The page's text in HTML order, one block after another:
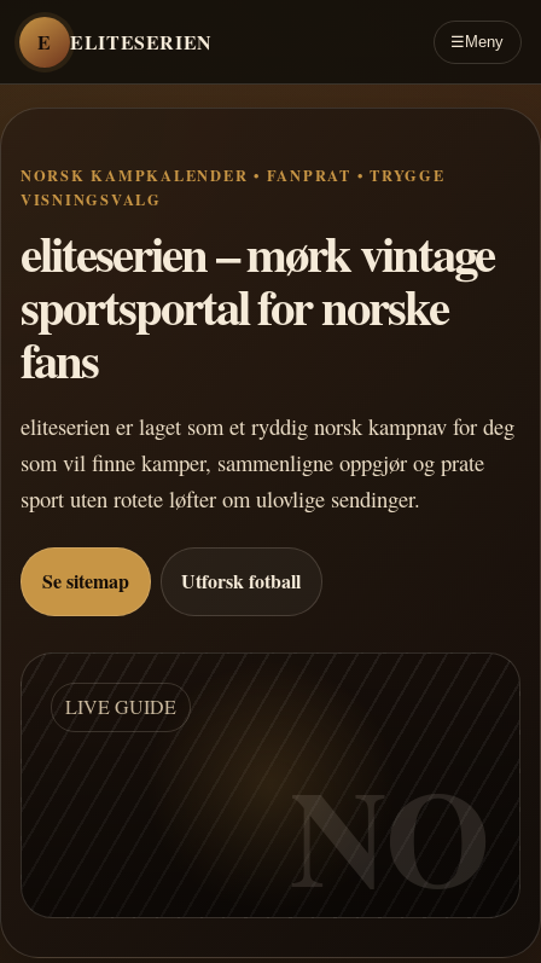
E ELITESERIEN ☰ Meny
NORSK KAMPKALENDER • FANPRAT • TRYGGE
VISNINGSVALG
eliteserien – mørk vintage
sportsportal for norske
fans
eliteserien er laget som et ryddig norsk kampnav for deg
som vil finne kamper, sammenligne oppgjør og prate
sport uten rotete løfter om ulovlige sendinger.
Se sitemap Utforsk fotball
LIVE GUIDE
NO